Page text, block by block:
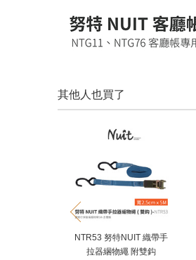
其他人也買了
NTR53 努特NUIT 織帶手
拉器綑物繩 附雙鈎
prev